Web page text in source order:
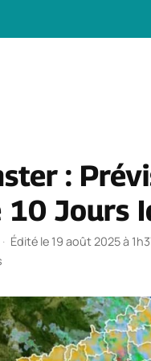
:
10 Jours
· Édité le 19 août 2025 à